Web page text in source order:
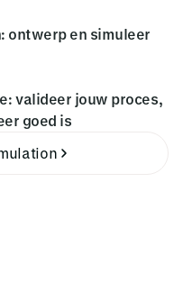
ontwerp en simuleer
valideer jouw proces,
goed is